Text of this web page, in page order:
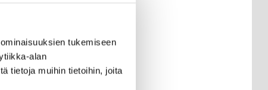
tukemiseen
alan
tietoja muihin tietoihin, joita